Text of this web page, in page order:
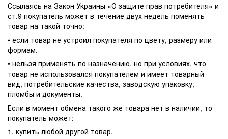
Ссылаясь на Закон Украины «О защите прав потребителя» и
ст.9 покупатель может в течение двух недель поменять
товар на такой точно:
• если товар не устроил покупателя по цвету, размеру или
формам.
• нельзя применять по назначению, но при условиях, что
товар не использовался покупателем и имеет товарный
вид, потребительские качества, заводскую упаковку,
пломбы и документы.
Если в момент обмена такого же товара нет в наличии, то
покупатель может:
1. купить любой другой товар,